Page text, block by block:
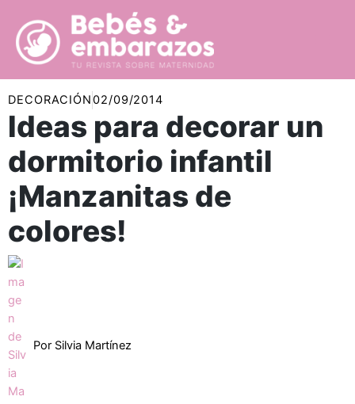
contenido
DECORACIÓN02/09/2014
Ideas para decorar un
dormitorio infantil
¡Manzanitas de
colores!
Por Silvia Martínez